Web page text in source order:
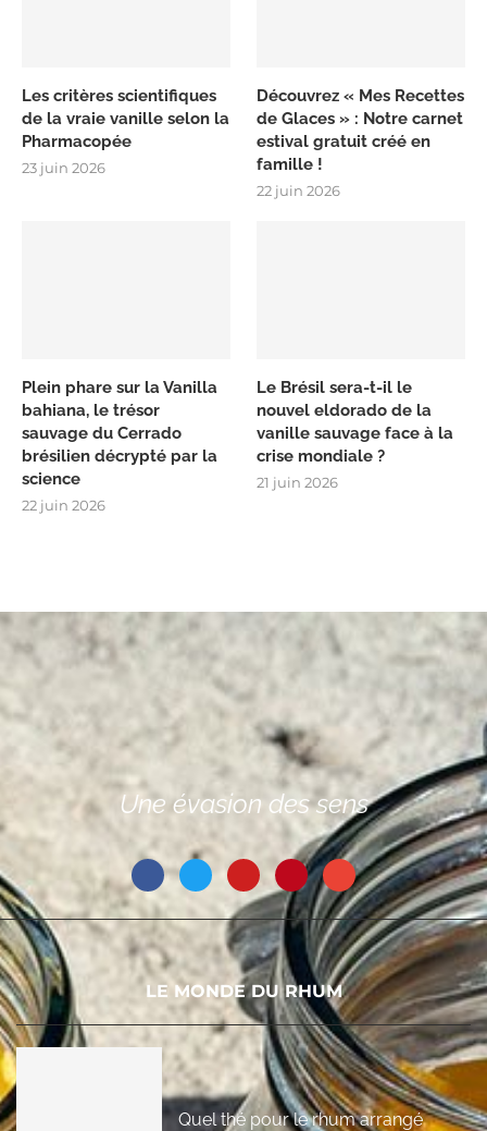
Les critères scientifiques
de la vraie vanille selon la
Pharmacopée
23 juin 2026
Découvrez « Mes Recettes
de Glaces » : Notre carnet
estival gratuit créé en
famille !
22 juin 2026
Plein phare sur la Vanilla
bahiana, le trésor
sauvage du Cerrado
brésilien décrypté par la
science
22 juin 2026
Le Brésil sera-t-il le
nouvel eldorado de la
vanille sauvage face à la
crise mondiale ?
21 juin 2026
Une évasion des sens
LE MONDE DU RHUM
Quel thé pour le rhum arrangé